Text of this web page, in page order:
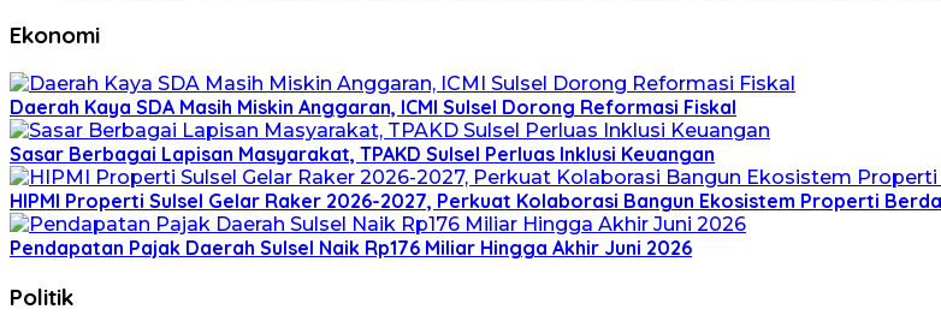
Ekonomi
Daerah Kaya SDA Masih Miskin Anggaran, ICMI Sulsel Dorong Reformasi Fiskal
Sasar Berbagai Lapisan Masyarakat, TPAKD Sulsel Perluas Inklusi Keuangan
HIPMI Properti Sulsel Gelar Raker 2026-2027, Perkuat Kolaborasi Bangun Ekosistem Properti
Pendapatan Pajak Daerah Sulsel Naik Rp176 Miliar Hingga Akhir Juni 2026
Politik